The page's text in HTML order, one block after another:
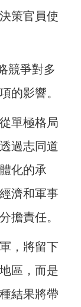
策官員使
競爭對多
的影響。
單極格局
過志同道
化的承
濟和軍事
擔責任。
，將留下
區，而是
結果將帶